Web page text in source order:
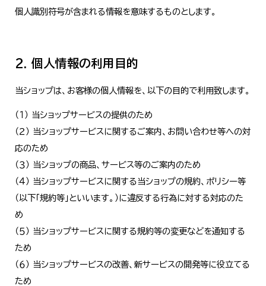
個人識別符号が含まれる情報を意味するものとします。
2. 個人情報の利用目的
当ショップは、お客様の個人情報を、以下の目的で利用致します。
（１） 当ショップサービスの提供のため
（２） 当ショップサービスに関するご案内、お問い合わせ等への対
応のため
（３） 当ショップの商品、サービス等のご案内のため
（４） 当ショップサービスに関する当ショップの規約、ポリシー等
（以下「規約等」といいます。）に違反する行為に対する対応のた
め
（５） 当ショップサービスに関する規約等の変更などを通知する
ため
（６） 当ショップサービスの改善、新サービスの開発等に役立てる
ため